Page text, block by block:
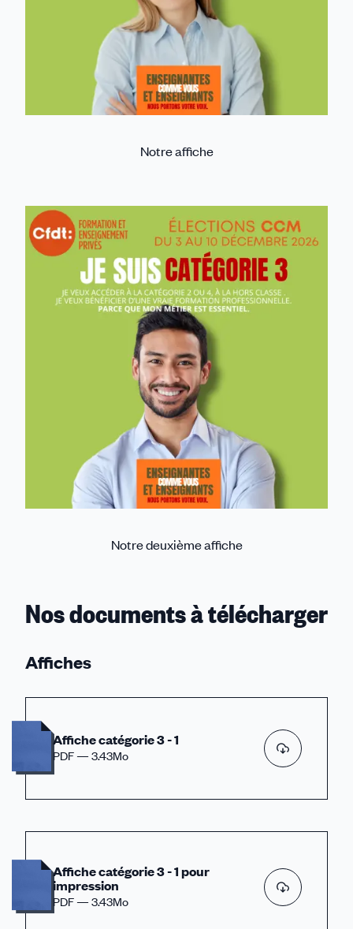
Notre affiche
Notre deuxième affiche
Nos documents à télécharger
Affiches
Affiche catégorie 3 - 1
PDF — 3.43Mo
Affiche catégorie 3 - 1 pour
impression
PDF — 3.43Mo